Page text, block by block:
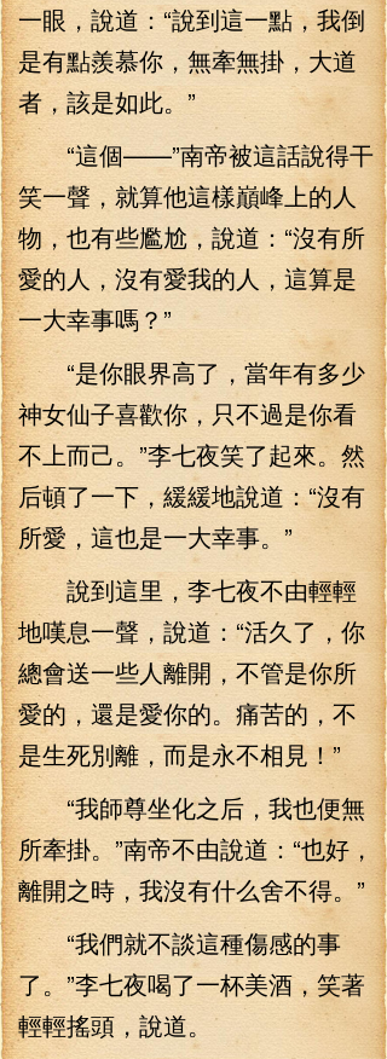
一眼，說道：“說到這一點，我倒
是有點羨慕你，無牽無掛，大道
者，該是如此。”
“這個——”南帝被這話說得干
笑一聲，就算他這樣巔峰上的人
物，也有些尷尬，說道：“沒有所
愛的人，沒有愛我的人，這算是
一大幸事嗎？”
“是你眼界高了，當年有多少
神女仙子喜歡你，只不過是你看
不上而己。”李七夜笑了起來。然
后頓了一下，緩緩地說道：“沒有
所愛，這也是一大幸事。”
說到這里，李七夜不由輕輕
地嘆息一聲，說道：“活久了，你
總會送一些人離開，不管是你所
愛的，還是愛你的。痛苦的，不
是生死別離，而是永不相見！”
“我師尊坐化之后，我也便無
所牽掛。”南帝不由說道：“也好，
離開之時，我沒有什么舍不得。”
“我們就不談這種傷感的事
了。”李七夜喝了一杯美酒，笑著
輕輕搖頭，說道。